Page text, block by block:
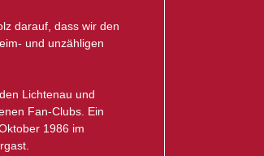
darauf, dass wir den
und unzähligen
Lichtenau und
Fan-Clubs. Ein
1986 im